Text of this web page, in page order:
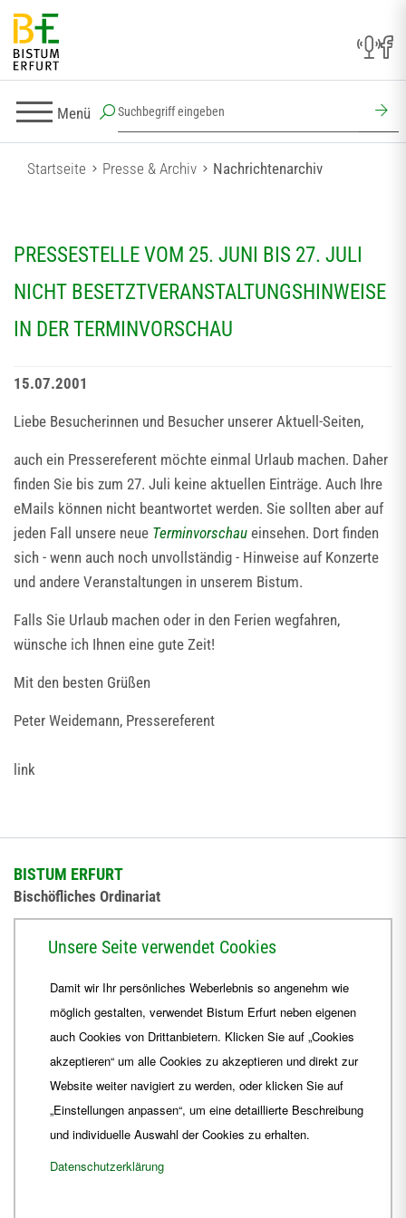
Menü
Startseite Presse & Archiv Nachrichtenarchiv
PRESSESTELLE VOM 25. JUNI BIS 27. JULI
NICHT BESETZTVERANSTALTUNGSHINWEISE
IN DER TERMINVORSCHAU
15.07.2001
Liebe Besucherinnen und Besucher unserer Aktuell-Seiten,
auch ein Pressereferent möchte einmal Urlaub machen. Daher
finden Sie bis zum 27. Juli keine aktuellen Einträge. Auch Ihre
eMails können nicht beantwortet werden. Sie sollten aber auf
jeden Fall unsere neue Terminvorschau einsehen. Dort finden
sich - wenn auch noch unvollständig - Hinweise auf Konzerte
und andere Veranstaltungen in unserem Bistum.
Falls Sie Urlaub machen oder in den Ferien wegfahren,
wünsche ich Ihnen eine gute Zeit!
Mit den besten Grüßen
Peter Weidemann, Pressereferent
link
BISTUM ERFURT
Bischöfliches Ordinariat
+49 361 6572-444
ordinariat Bistum-Erfurt.de
Unsere Seite verwendet Cookies
Damit wir Ihr persönliches Weberlebnis so angenehm wie
möglich gestalten, verwendet Bistum Erfurt neben eigenen
auch Cookies von Drittanbietern. Klicken Sie auf „Cookies
akzeptieren“ um alle Cookies zu akzeptieren und direkt zur
Website weiter navigiert zu werden, oder klicken Sie auf
„Einstellungen anpassen“, um eine detaillierte Beschreibung
und individuelle Auswahl der Cookies zu erhalten.
Datenschutzerklärung